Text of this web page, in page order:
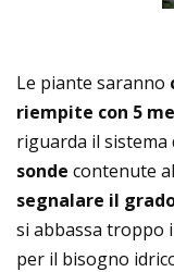
Le piante saranno
riempite con 5
riguarda il
sonde contenute
segnalare il
si abbassa troppo
per il bisogno